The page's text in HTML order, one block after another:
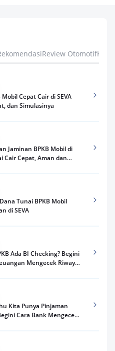
Review Otomotif
Cepat Cair di SEVA
dan Simulasinya
Jaminan BPKB Mobil di
Cair Cepat, Aman dan
Tunai BPKB Mobil
di SEVA
Ada BI Checking? Begini
Mengecek Riwayat
Kita Punya Pinjaman
Cara Bank Mengecek